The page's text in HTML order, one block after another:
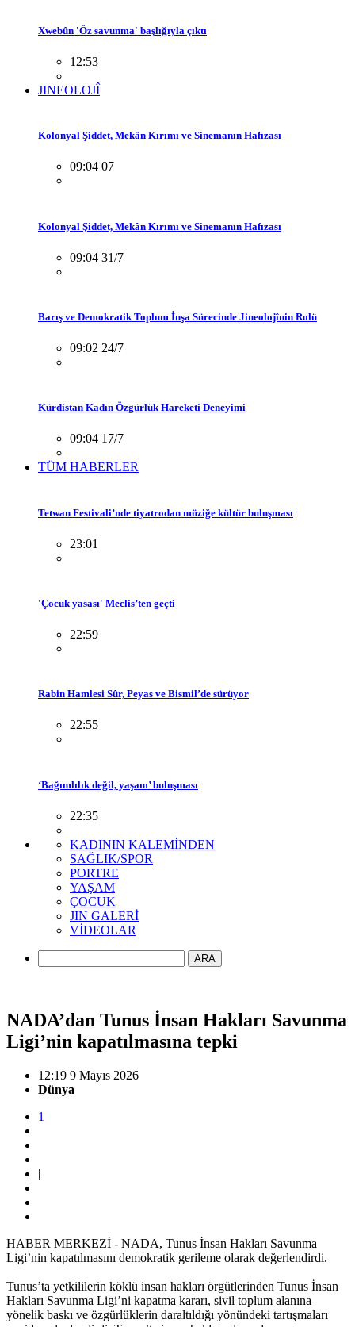
Xwebûn 'Öz savunma' başlığıyla çıktı
12:53
JINEOLOJÎ
Kolonyal Şiddet, Mekân Kırımı ve Sinemanın Hafızası
09:04 07
Kolonyal Şiddet, Mekân Kırımı ve Sinemanın Hafızası
09:04 31/7
Barış ve Demokratik Toplum İnşa Sürecinde Jineolojînin Rolü
09:02 24/7
Kürdistan Kadın Özgürlük Hareketi Deneyimi
09:04 17/7
TÜM HABERLER
Tetwan Festivali’nde tiyatrodan müziğe kültür buluşması
23:01
'Çocuk yasası' Meclis’ten geçti
22:59
Rabin Hamlesi Sûr, Peyas ve Bismil’de sürüyor
22:55
‘Bağımlılık değil, yaşam’ buluşması
22:35
KADININ KALEMİNDEN
SAĞLIK/SPOR
PORTRE
YAŞAM
ÇOCUK
JIN GALERİ
VİDEOLAR
ARA
NADA’dan Tunus İnsan Hakları Savunma
Ligi’nin kapatılmasına tepki
12:19 9 Mayıs 2026
Dünya
1
|
HABER MERKEZİ - NADA, Tunus İnsan Hakları Savunma
Ligi’nin kapatılmasını demokratik gerileme olarak değerlendirdi.
Tunus’ta yetkililerin köklü insan hakları örgütlerinden Tunus İnsan
Hakları Savunma Ligi’ni kapatma kararı, sivil toplum alanına
yönelik baskı ve özgürlüklerin daraltıldığı yönündeki tartışmaları